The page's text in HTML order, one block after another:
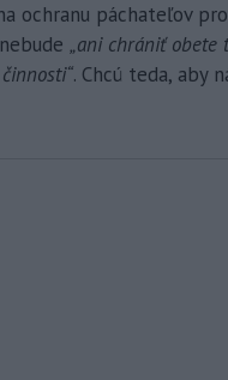
ochranu páchateľov
„ani chrániť obete
. Chcú teda, aby